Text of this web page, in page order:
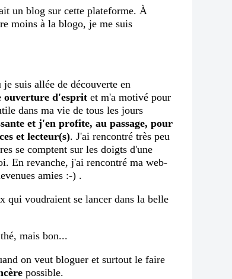
un blog sur cette plateforme. À
moins à la blogo, je me suis
suis allée de découverte en
ouverture d'esprit et m'a motivé pour
dans ma vie de tous les jours
et j'en profite, au passage, pour
et lecteur(s). J'ai rencontré très peu
se comptent sur les doigts d'une
En revanche, j'ai rencontré ma web-
amies :-) .
qui voudraient se lancer dans la belle
mais bon...
on veut bloguer et surtout le faire
possible.